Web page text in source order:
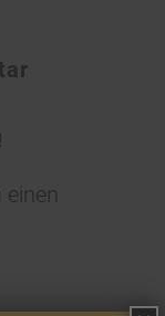
einen